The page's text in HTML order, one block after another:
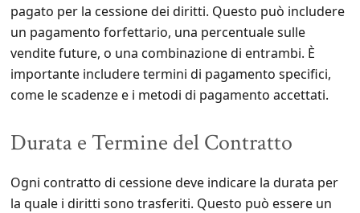
pagato per la cessione dei diritti. Questo può includere
un pagamento forfettario, una percentuale sulle
vendite future, o una combinazione di entrambi. È
importante includere termini di pagamento specifici,
come le scadenze e i metodi di pagamento accettati.
Durata e Termine del Contratto
Ogni contratto di cessione deve indicare la durata per
la quale i diritti sono trasferiti. Questo può essere un